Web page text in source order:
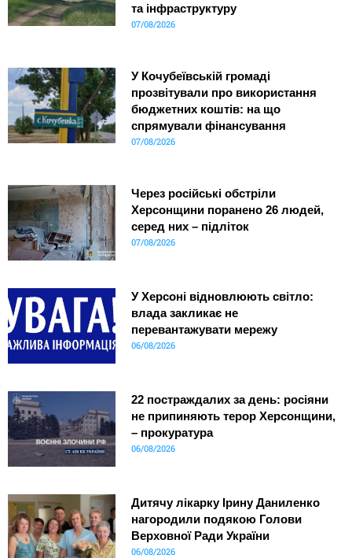
та інфраструктуру
07/08/2026
У Кочубеївській громаді
прозвітували про використання
бюджетних коштів: на що
спрямували фінансування
07/08/2026
Через російські обстріли
Херсонщини поранено 26 людей,
серед них – підліток
07/08/2026
У Херсоні відновлюють світло:
влада закликає не
перевантажувати мережу
06/08/2026
22 постраждалих за день: росіяни
не припиняють терор Херсонщини,
– прокуратура
06/08/2026
Дитячу лікарку Ірину Даниленко
нагородили подякою Голови
Верховної Ради України
06/08/2026